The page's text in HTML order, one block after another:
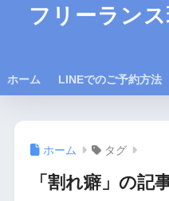
フリーラン
ホーム LINEでのご予約方
ホーム タグ
「割れ癖」の記